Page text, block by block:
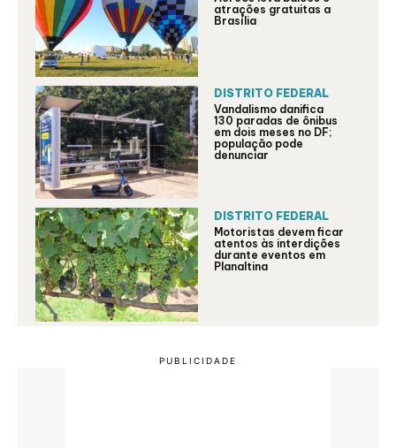
atrações gratuitas a
Brasília
DISTRITO FEDERAL
Vandalismo danifica
130 paradas de ônibus
em dois meses no DF;
população pode
denunciar
DISTRITO FEDERAL
Motoristas devem ficar
atentos às interdições
durante eventos em
Planaltina